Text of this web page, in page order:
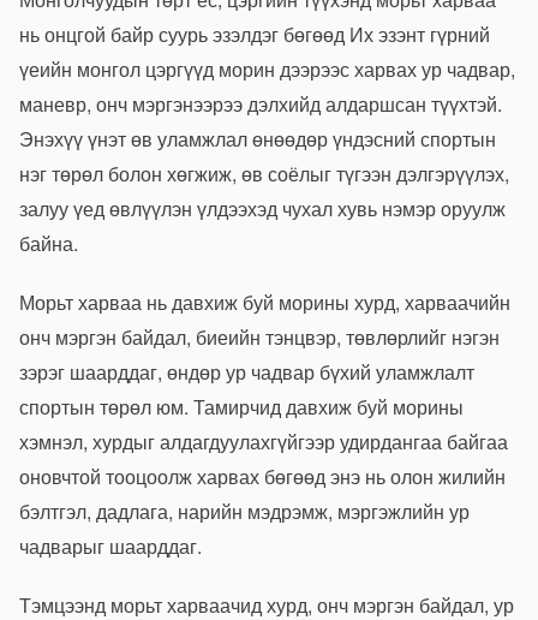
нь онцгой байр суурь эзэлдэг бөгөөд Их эзэнт гүрний
үеийн монгол цэргүүд морин дээрээс харвах ур чадвар,
маневр, онч мэргэнээрээ дэлхийд алдаршсан түүхтэй.
Энэхүү үнэт өв уламжлал өнөөдөр үндэсний спортын
нэг төрөл болон хөгжиж, өв соёлыг түгээн дэлгэрүүлэх,
залуу үед өвлүүлэн үлдээхэд чухал хувь нэмэр оруулж
байна.
Морьт харваа нь давхиж буй морины хурд, харваачийн
онч мэргэн байдал, биеийн тэнцвэр, төвлөрлийг нэгэн
зэрэг шаарддаг, өндөр ур чадвар бүхий уламжлалт
спортын төрөл юм. Тамирчид давхиж буй морины
хэмнэл, хурдыг алдагдуулахгүйгээр удирдангаа байгаа
оновчтой тооцоолж харвах бөгөөд энэ нь олон жилийн
бэлтгэл, дадлага, нарийн мэдрэмж, мэргэжлийн ур
чадварыг шаарддаг.
Тэмцээнд морьт харваачид хурд, онч мэргэн байдал, ур